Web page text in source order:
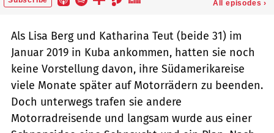
Als Lisa Berg und Katharina Teut (beide 31) im
Januar 2019 in Kuba ankommen, hatten sie noch
keine Vorstellung davon, ihre Südamerikareise
viele Monate später auf Motorrädern zu beenden.
Doch unterwegs trafen sie andere
Motorradreisende und langsam wurde aus einer